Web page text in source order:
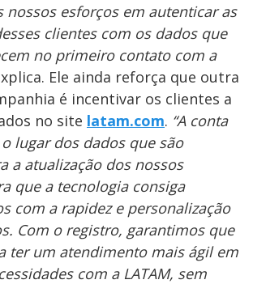
nossos esforços em autenticar as
clientes com os dados que
no primeiro contato com a
Ele ainda reforça que outra
é incentivar os clientes a
no site latam.com. “A conta
lugar dos dados que são
a atualização dos nossos
que a tecnologia consiga
com a rapidez e personalização
Com o registro, garantimos que
ter um atendimento mais ágil em
com a LATAM, sem